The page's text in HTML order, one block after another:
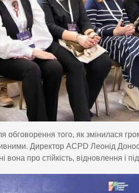
того, як змінилася
Директор ACPD Леонід
про стійкість, відновлення і